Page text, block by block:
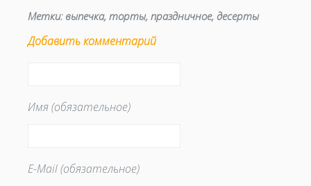
Метки: выпечка, торты, праздничное, десерты
Добавить комментарий
Имя (обязательное)
E-Mail (обязательное)